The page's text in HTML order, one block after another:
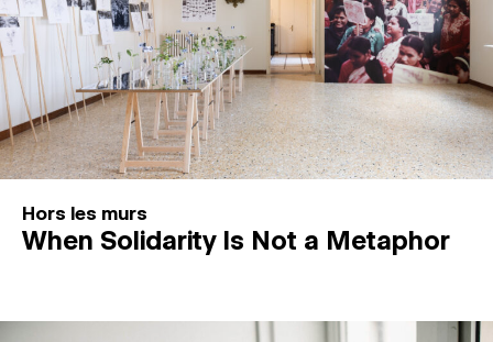
Hors les murs
When Solidarity Is Not a Metaphor